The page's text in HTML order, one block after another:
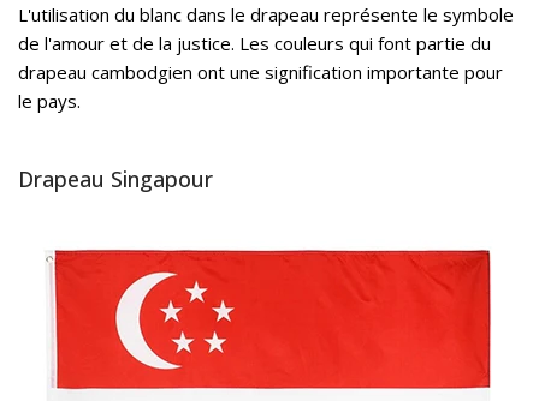
L'utilisation du blanc dans le drapeau représente le symbole
de l'amour et de la justice. Les couleurs qui font partie du
drapeau cambodgien ont une signification importante pour
le pays.
Drapeau Singapour